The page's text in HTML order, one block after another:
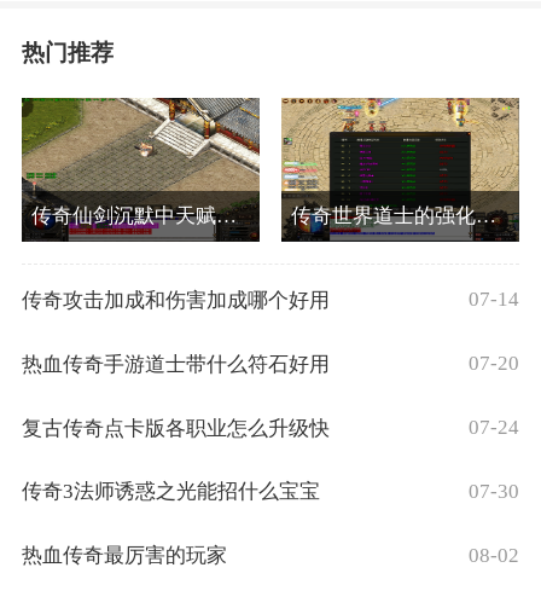
热门推荐
传奇仙剑沉默中天赋系统的介绍 传奇世界道士的强化骷髅厉害吗
传奇攻击加成和伤害加成哪个好用 07-14
热血传奇手游道士带什么符石好用 07-20
复古传奇点卡版各职业怎么升级快 07-24
传奇3法师诱惑之光能招什么宝宝 07-30
热血传奇最厉害的玩家 08-02